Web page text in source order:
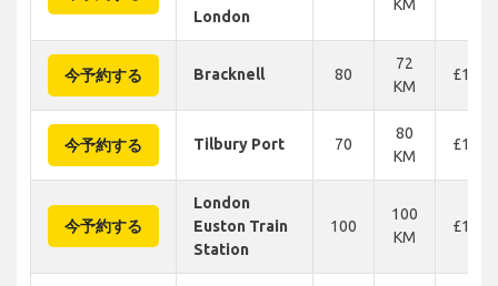
London
KM
今予約する Bracknell 80
72
KM
£170
今予約する Tilbury Port 70
80
KM
£154
今予約する
London
Euston Train
Station
100
100
KM
£136